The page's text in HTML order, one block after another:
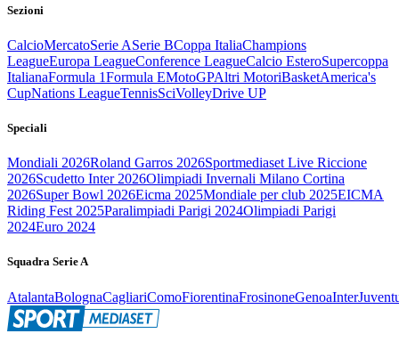
Sezioni
CalcioMercatoSerie ASerie BCoppa ItaliaChampions
LeagueEuropa LeagueConference LeagueCalcio EsteroSupercoppa
ItalianaFormula 1Formula EMotoGPAltri MotoriBasketAmerica's
CupNations LeagueTennisSciVolleyDrive UP
Speciali
Mondiali 2026Roland Garros 2026Sportmediaset Live Riccione
2026Scudetto Inter 2026Olimpiadi Invernali Milano Cortina
2026Super Bowl 2026Eicma 2025Mondiale per club 2025EICMA
Riding Fest 2025Paralimpiadi Parigi 2024Olimpiadi Parigi
2024Euro 2024
Squadra Serie A
AtalantaBolognaCagliariComoFiorentinaFrosinoneGenoaInter